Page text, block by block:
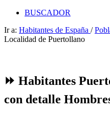
BUSCADOR
Ir a: Habitantes de España /
Localidad de Puertollano
⏩ Habitantes
con detalle